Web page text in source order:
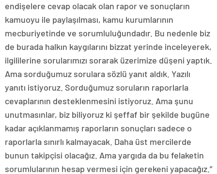
endişelere cevap olacak olan rapor ve sonuçların
kamuoyu ile paylaşılması, kamu kurumlarının
mecburiyetinde ve sorumluluğundadır. Bu nedenle biz
de burada halkın kaygılarını bizzat yerinde inceleyerek,
ilgililerine sorularımızı sorarak üzerimize düşeni yaptık.
Ama sorduğumuz sorulara sözlü yanıt aldık. Yazılı
yanıtı istiyoruz. Sorduğumuz soruların raporlarla
cevaplarının desteklenmesini istiyoruz. Ama şunu
unutmasınlar, biz biliyoruz ki şeffaf bir şekilde bugüne
kadar açıklanmamış raporların sonuçları sadece o
raporlarla sınırlı kalmayacak. Daha üst mercilerde
bunun takipçisi olacağız. Ama yargıda da bu felaketin
sorumlularının hesap vermesi için gerekeni yapacağız.”